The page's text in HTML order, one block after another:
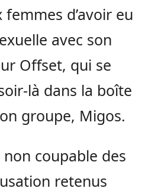
femmes d’avoir eu
avec son
Offset, qui se
là dans la boîte
groupe, Migos.
coupable des
retenus